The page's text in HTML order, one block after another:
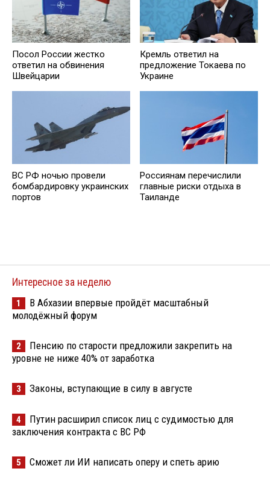
Посол России жестко
ответил на обвинения
Швейцарии
Кремль ответил на
предложение Токаева по
Украине
ВС РФ ночью провели
бомбардировку украинских
портов
Россиянам перечислили
главные риски отдыха в
Таиланде
Интересное за неделю
1
В Абхазии впервые пройдёт масштабный
молодёжный форум
2
Пенсию по старости предложили закрепить на
уровне не ниже 40% от заработка
3 Законы, вступающие в силу в августе
4
Путин расширил список лиц с судимостью для
заключения контракта с ВС РФ
5 Сможет ли ИИ написать оперу и спеть арию